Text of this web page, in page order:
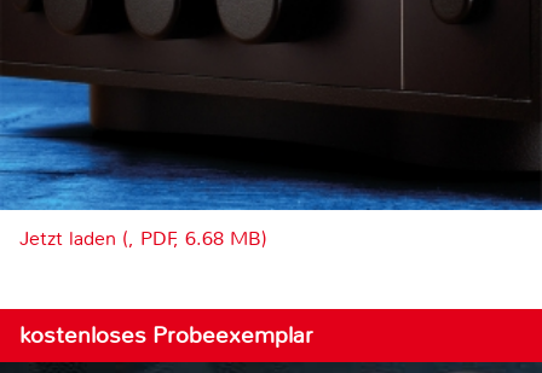
Jetzt laden (, PDF, 6.68 MB)
kostenloses Probeexemplar